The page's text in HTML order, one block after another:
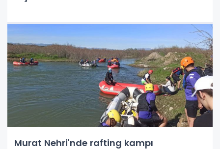
Murat Nehri'nde rafting kampı